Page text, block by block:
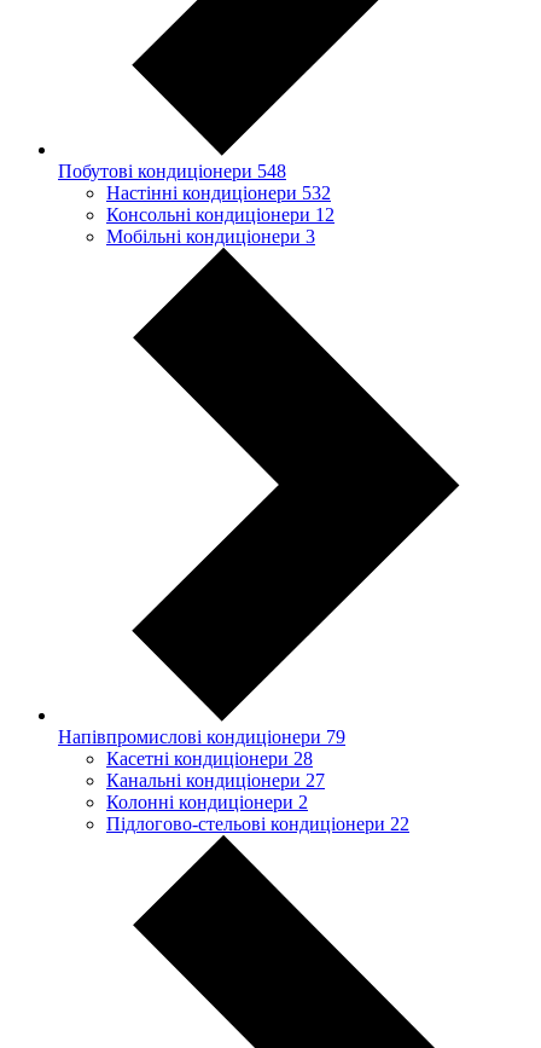
Побутові кондиціонери 548
Настінні кондиціонери 532
Консольні кондиціонери 12
Мобільні кондиціонери 3
Напівпромислові кондиціонери 79
Касетні кондиціонери 28
Канальні кондиціонери 27
Колонні кондиціонери 2
Підлогово-стельові кондиціонери 22